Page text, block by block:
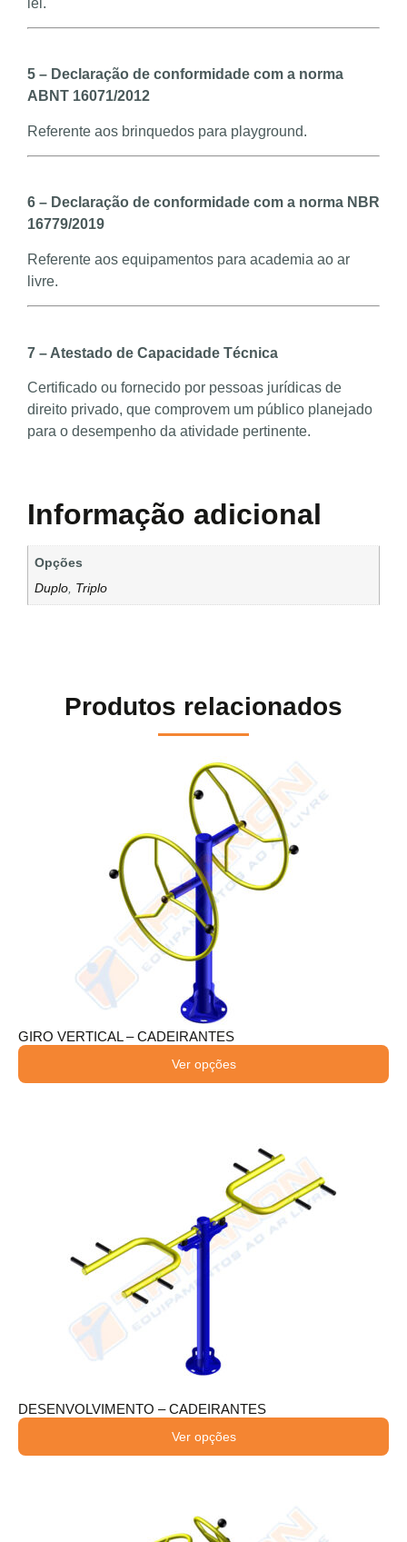
5 – Declaração de conformidade com a norma
ABNT 16071/2012
Referente aos brinquedos para playground.
6 – Declaração de conformidade com a norma NBR
16779/2019
Referente aos equipamentos para academia ao ar
livre.
7 – Atestado de Capacidade Técnica
Certificado ou fornecido por pessoas jurídicas de
direito privado, que comprovem um público planejado
para o desempenho da atividade pertinente.
Informação adicional
Opções
Duplo Triplo
Produtos relacionados
GIRO VERTICAL – CADEIRANTES
Ver opções
DESENVOLVIMENTO – CADEIRANTES
Ver opções